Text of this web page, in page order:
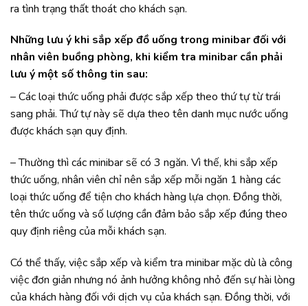
ra tình trạng thất thoát cho khách sạn.
Những lưu ý khi sắp xếp đồ uống trong minibar đối với
nhân viên buồng phòng, khi kiểm tra minibar cần phải
lưu ý một số thông tin sau:
– Các loại thức uống phải được sắp xếp theo thứ tự từ trái
sang phải. Thứ tự này sẽ dựa theo tên danh mục nước uống
được khách sạn quy định.
– Thường thì các minibar sẽ có 3 ngăn. Vì thế, khi sắp xếp
thức uống, nhân viên chỉ nên sắp xếp mỗi ngăn 1 hàng các
loại thức uống để tiện cho khách hàng lựa chọn. Đồng thời,
tên thức uống và số lượng cần đảm bảo sắp xếp đúng theo
quy định riêng của mỗi khách sạn.
Có thể thấy, việc sắp xếp và kiểm tra minibar mặc dù là công
việc đơn giản nhưng nó ảnh hưởng không nhỏ đến sự hài lòng
của khách hàng đối với dịch vụ của khách sạn. Đồng thời, với